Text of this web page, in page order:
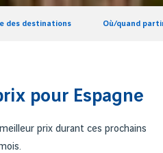
des destinations Où/quand
pour Espagne
prix durant ces prochains